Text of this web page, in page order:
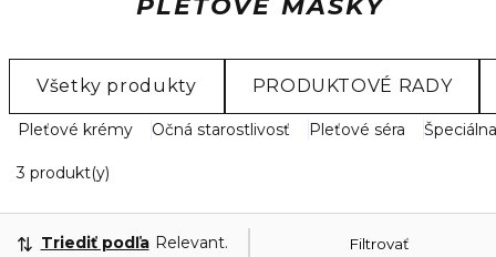
PLEŤOVÉ MASKY
Všetky produkty PRODUKTOVÉ RADY
Pleťové krémy Očná starostlivosť Pleťové séra
3 produkt(y)
Filtrovať
Triediť podľa Relevantnosť